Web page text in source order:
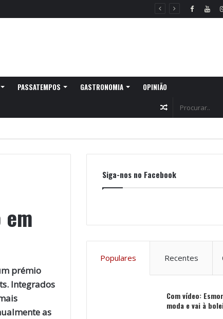
temporada do CTAL
PASSATEMPOS GASTRONOMIA OPINIÃO
Random
prémio
Integrados
as
Siga-nos no Facebook
Populares Recentes
Com vídeo:
moda e vai à